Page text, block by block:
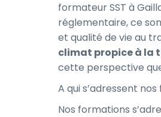
formateur SST à
réglementaire, ce
et qualité de vie au
climat propice à la
cette perspective
A qui s’adressent
Nos formations